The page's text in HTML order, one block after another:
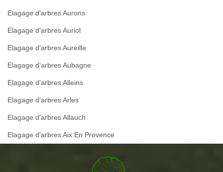
Elagage d'arbres Aurons
Elagage d'arbres Auriol
Elagage d'arbres Aureille
Elagage d'arbres Aubagne
Elagage d'arbres Alleins
Elagage d'arbres Arles
Elagage d'arbres Allauch
Elagage d'arbres Aix En Provence